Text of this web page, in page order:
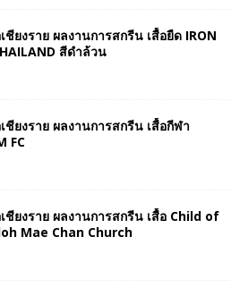
ชียงราย ผลงานการสกรีน เสื้อยืด IRON
สีดำล้วน
ชียงราย ผลงานการสกรีน เสื้อกีฬา
FC
ชียงราย ผลงานการสกรีน เสื้อ Child of
Mae Chan Church